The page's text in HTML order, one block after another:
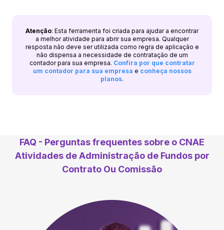
Atenção: Esta ferramenta foi criada para ajudar a encontrar
a melhor atividade para abrir sua empresa. Qualquer
resposta não deve ser utilizada como regra de aplicação e
não dispensa a necessidade de contratação de um
contador para sua empresa. Confira por que contratar
um contador para sua empresa e conheça nossos
planos.
FAQ - Perguntas frequentes sobre o CNAE
Atividades de Administração de Fundos por
Contrato Ou Comissão